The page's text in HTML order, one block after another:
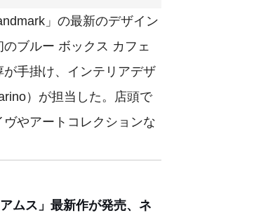
」の最新のデザイン
ブルー ボックス カフェ
手掛け、インテリアデザ
）が担当した。店頭で
やアートコレクションな
ムス」最新作が発売、ネ